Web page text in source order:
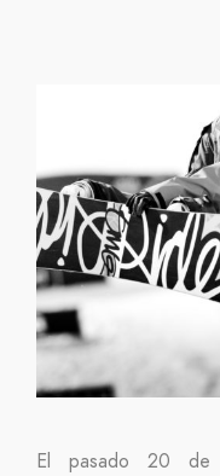
El pasado 20 de